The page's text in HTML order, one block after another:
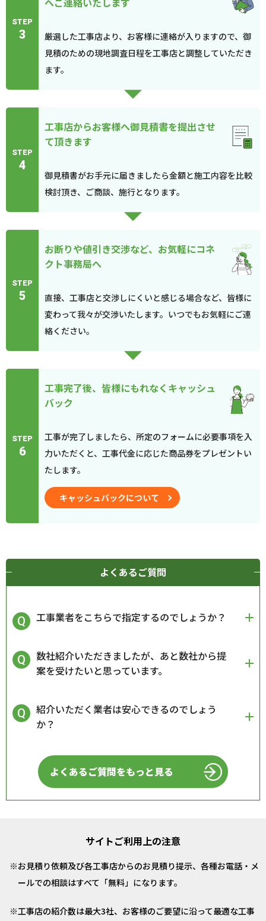
STEP
3
厳選した工事店より、お客様に連絡が入りますので、御
見積のための現地調査日程を工事店と調整していただき
ます。
STEP
4
工事店からお客様へ御見積書を提出させ
て頂きます
御見積書がお手元に届きましたら金額と施工内容を比較
検討頂き、ご商談、施行となります。
STEP
5
お断りや値引き交渉など、お気軽にコネ
クト事務局へ
直接、工事店と交渉しにくいと感じる場合など、皆様に
変わって我々が交渉いたします。いつでもお気軽にご連
絡ください。
STEP
6
工事完了後、皆様にもれなくキャッシュ
バック
工事が完了しましたら、所定のフォームに必要事項を入
力いただくと、工事代金に応じた商品券をプレゼントい
たします。
キャッシュバックについて
よくあるご質問
工事業者をこちらで指定するのでしょうか？
数社紹介いただきましたが、あと数社から提
案を受けたいと思っています。
紹介いただく業者は安心できるのでしょう
か？
よくあるご質問をもっと見る
サイトご利用上の注意
お見積り依頼及び各工事店からのお見積り提示、各種お電話・メ
ールでの相談はすべて「無料」になります。
工事店の紹介数は最大3社、お客様のご要望に沿って最適な工事